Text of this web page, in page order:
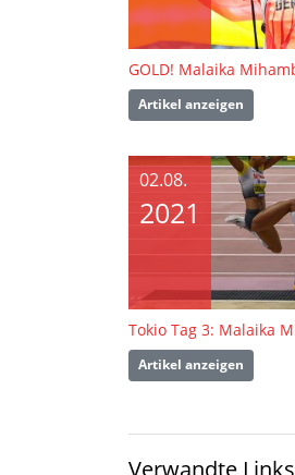
Artikel anzeigen
02.08.
2021
Artikel anzeigen
Verwandte Links